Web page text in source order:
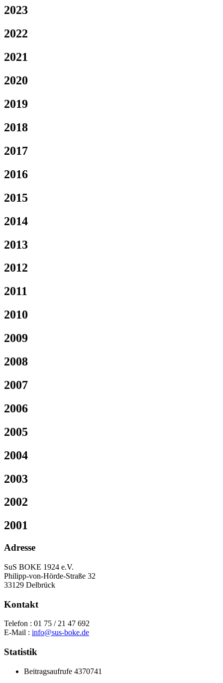
2023
2022
2021
2020
2019
2018
2017
2016
2015
2014
2013
2012
2011
2010
2009
2008
2007
2006
2005
2004
2003
2002
2001
Adresse
SuS BOKE 1924 e.V.
Philipp-von-Hörde-Straße 32
33129 Delbrück
Kontakt
Telefon : 01 75 / 21 47 692
E-Mail : info@sus-boke.de
Statistik
Beitragsaufrufe 4370741